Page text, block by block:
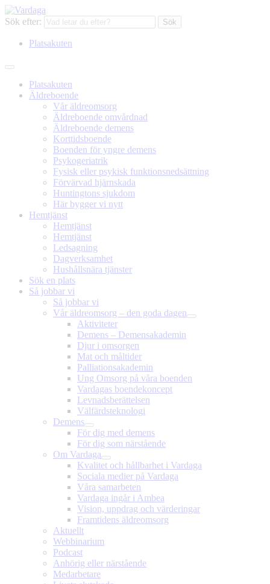
Sök efter:
Platsakuten
Platsakuten
Äldreboende
Vår äldreomsorg
Äldreboende omvårdnad
Äldreboende demens
Korttidsboende
Boenden för yngre demens
Psykogeriatrik
Fysisk eller psykisk funktionsnedsättning
Förvärvad hjärnskada
Huntingtons sjukdom
Här bygger vi nytt
Hemtjänst
Hemtjänst
Hemtjänst
Ledsagning
Dagverksamhet
Hushållsnära tjänster
Sök en plats
Så jobbar vi
Så jobbar vi
Vår äldreomsorg – den goda dagen
Aktiviteter
Demens – Demensakademin
Djur i omsorgen
Mat och måltider
Palliationsakademin
Ung Omsorg på våra boenden
Vardagas boendekoncept
Levnadsberättelsen
Välfärdsteknologi
Demens
För dig med demens
För dig som närstående
Om Vardaga
Kvalitet och hållbarhet i Vardaga
Sociala medier på Vardaga
Våra samarbeten
Vardaga ingår i Ambea
Vision, uppdrag och värderingar
Framtidens äldreomsorg
Aktuellt
Webbinarium
Podcast
Anhörig eller närstående
Medarbetare